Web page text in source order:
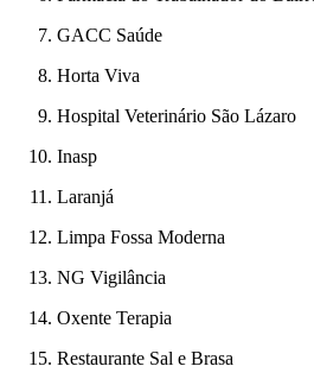
GACC Saúde
Horta Viva
Hospital Veterinário São Lázaro
Inasp
Laranjá
Limpa Fossa Moderna
NG Vigilância
Oxente Terapia
Restaurante Sal e Brasa